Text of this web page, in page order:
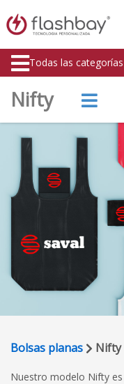
Todas las categorías
Nifty
Bolsas planas Nifty
Nuestro modelo Nifty